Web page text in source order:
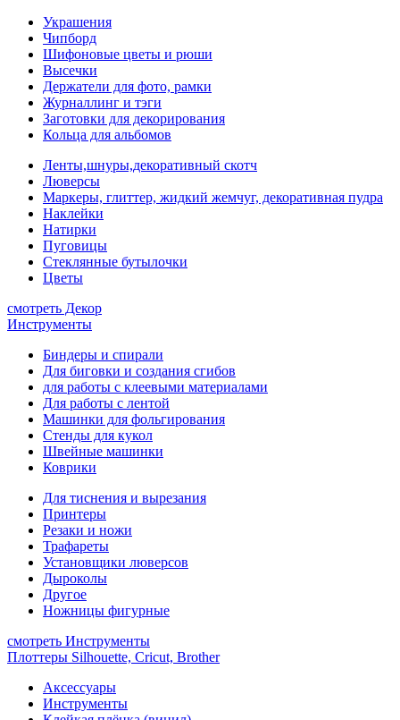
Украшения
Чипборд
Шифоновые цветы и рюши
Высечки
Держатели для фото, рамки
Журналлинг и тэги
Заготовки для декорирования
Кольца для альбомов
Ленты,шнуры,декоративный скотч
Люверсы
Маркеры, глиттер, жидкий жемчуг, декоративная пудра
Наклейки
Натирки
Пуговицы
Стеклянные бутылочки
Цветы
смотреть Декор
Инструменты
Биндеры и спирали
Для биговки и создания сгибов
для работы с клеевыми материалами
Для работы с лентой
Машинки для фольгирования
Стенды для кукол
Швейные машинки
Коврики
Для тиснения и вырезания
Принтеры
Резаки и ножи
Трафареты
Установщики люверсов
Дыроколы
Другое
Ножницы фигурные
смотреть Инструменты
Плоттеры Silhouette, Cricut, Brother
Аксессуары
Инструменты